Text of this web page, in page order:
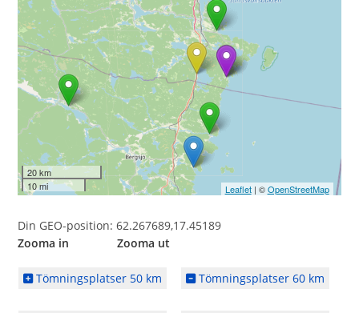
20 km
10 mi
Leaflet| ©OpenStreetMap
Din GEO-position: 62.267689,17.45189
Zooma in Zooma ut
Tömningsplatser 50 km Tömningsplatser 60 km